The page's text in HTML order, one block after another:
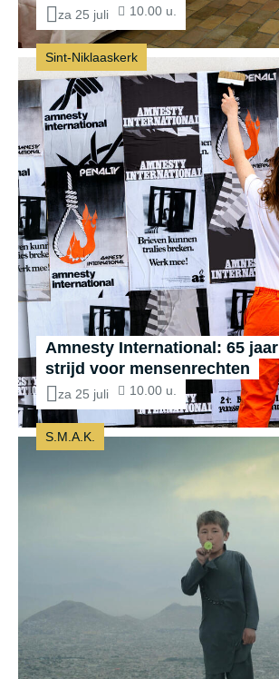
za 25 juli 10.00 u.
Amnesty International: 65 jaar
strijd voor mensenrechten
za 25 juli 10.00 u.
Sint-Niklaaskerk
S.M.A.K.